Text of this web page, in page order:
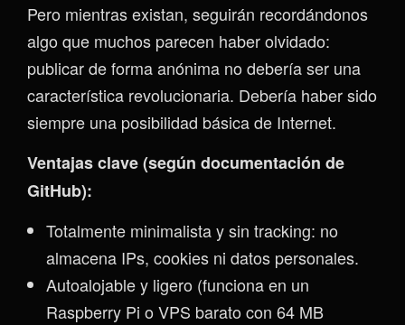
Pero mientras existan, seguirán recordándonos
algo que muchos parecen haber olvidado:
publicar de forma anónima no debería ser una
característica revolucionaria. Debería haber sido
siempre una posibilidad básica de Internet.
Ventajas clave (según documentación de
GitHub):
Totalmente minimalista y sin tracking: no
almacena IPs, cookies ni datos personales.
Autoalojable y ligero (funciona en un
Raspberry Pi o VPS barato con 64 MB